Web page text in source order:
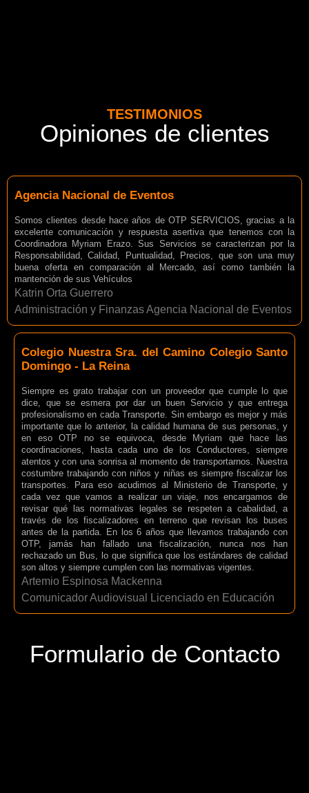
TESTIMONIOS
Opiniones de clientes
Agencia Nacional de Eventos
Somos clientes desde hace años de OTP SERVICIOS, gracias a la
excelente comunicación y respuesta asertiva que tenemos con la
Coordinadora Myriam Erazo. Sus Servicios se caracterizan por la
Responsabilidad, Calidad, Puntualidad, Precios, que son una muy
buena oferta en comparación al Mercado, así como también la
mantención de sus Vehículos
Katrin Orta Guerrero
Administración y Finanzas Agencia Nacional de Eventos
Colegio Nuestra Sra. del Camino Colegio Santo
Domingo - La Reina
Siempre es grato trabajar con un proveedor que cumple lo que
dice, que se esmera por dar un buen Servicio y que entrega
profesionalismo en cada Transporte. Sin embargo es mejor y más
importante que lo anterior, la calidad humana de sus personas, y
en eso OTP no se equivoca, desde Myriam que hace las
coordinaciones, hasta cada uno de los Conductores, siempre
atentos y con una sonrisa al momento de transportarnos. Nuestra
costumbre trabajando con niños y niñas es siempre fiscalizar los
transportes. Para eso acudimos al Ministerio de Transporte, y
cada vez que vamos a realizar un viaje, nos encargamos de
revisar qué las normativas legales se respeten a cabalidad, a
través de los fiscalizadores en terreno que revisan los buses
antes de la partida. En los 6 años que llevamos trabajando con
OTP, jamás han fallado una fiscalización, nunca nos han
rechazado un Bus, lo que significa que los estándares de calidad
son altos y siempre cumplen con las normativas vigentes.
Artemio Espinosa Mackenna
Comunicador Audiovisual Licenciado en Educación
Formulario de Contacto